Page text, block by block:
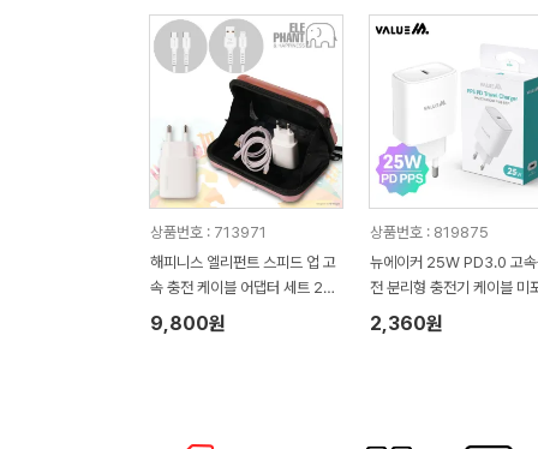
상품번호 : 713971
해피니스 엘리펀트 스피드 업 고
속 충전 케이블 어댑터 세트 20
w
9,800원
상품번호 : 819875
뉴에이커 25W PD3.0 고속
전 분리형 충전기 케이블 미
TC25W
2,360원